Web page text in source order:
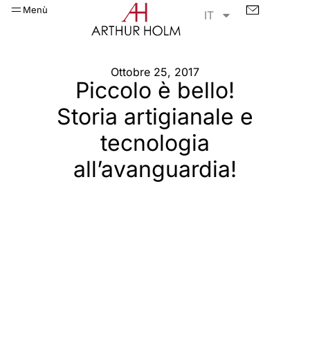
Menù IT
Ottobre 25, 2017
Piccolo è bello!
Storia artigianale e
tecnologia
all’avanguardia!